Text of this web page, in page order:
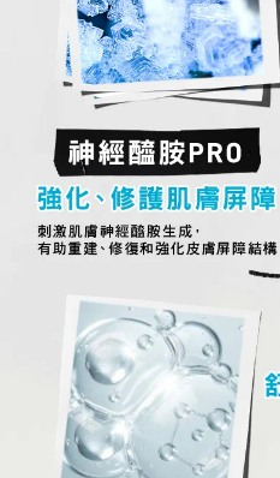
神經醯胺PRO​
強化、修護肌膚屏障​
刺激肌膚神經醯胺生成，
有助重建、修復和強化皮膚屏障結構。